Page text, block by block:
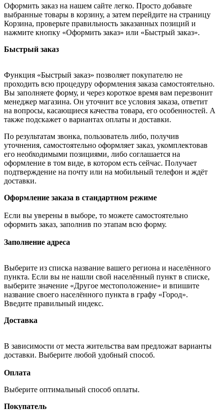
Оформить заказ на нашем сайте легко. Просто добавьте
выбранные товары в корзину, а затем перейдите на страницу
Корзина, проверьте правильность заказанных позиций и
нажмите кнопку «Оформить заказ» или «Быстрый заказ».
Быстрый заказ
Функция «Быстрый заказ» позволяет покупателю не
проходить всю процедуру оформления заказа самостоятельно.
Вы заполняете форму, и через короткое время вам перезвонит
менеджер магазина. Он уточнит все условия заказа, ответит
на вопросы, касающиеся качества товара, его особенностей. А
также подскажет о вариантах оплаты и доставки.
По результатам звонка, пользователь либо, получив
уточнения, самостоятельно оформляет заказ, укомплектовав
его необходимыми позициями, либо соглашается на
оформление в том виде, в котором есть сейчас. Получает
подтверждение на почту или на мобильный телефон и ждёт
доставки.
Оформление заказа в стандартном режиме
Если вы уверены в выборе, то можете самостоятельно
оформить заказ, заполнив по этапам всю форму.
Заполнение адреса
Выберите из списка название вашего региона и населённого
пункта. Если вы не нашли свой населённый пункт в списке,
выберите значение «Другое местоположение» и впишите
название своего населённого пункта в графу «Город».
Введите правильный индекс.
Доставка
В зависимости от места жительства вам предложат варианты
доставки. Выберите любой удобный способ.
Оплата
Выберите оптимальный способ оплаты.
Покупатель